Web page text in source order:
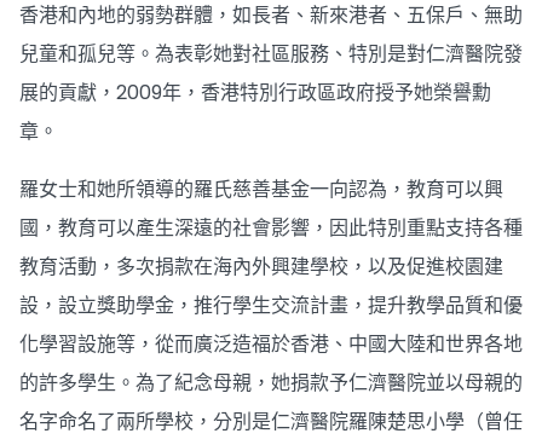
香港和內地的弱勢群體，如長者、新來港者、五保戶、無助
兒童和孤兒等。為表彰她對社區服務、特別是對仁濟醫院發
展的貢獻，2009年，香港特別行政區政府授予她榮譽勳
章。
羅女士和她所領導的羅氏慈善基金一向認為，教育可以興
國，教育可以產生深遠的社會影響，因此特別重點支持各種
教育活動，多次捐款在海內外興建學校，以及促進校園建
設，設立獎助學金，推行學生交流計畫，提升教學品質和優
化學習設施等，從而廣泛造福於香港、中國大陸和世界各地
的許多學生。為了紀念母親，她捐款予仁濟醫院並以母親的
名字命名了兩所學校，分別是仁濟醫院羅陳楚思小學（曾任